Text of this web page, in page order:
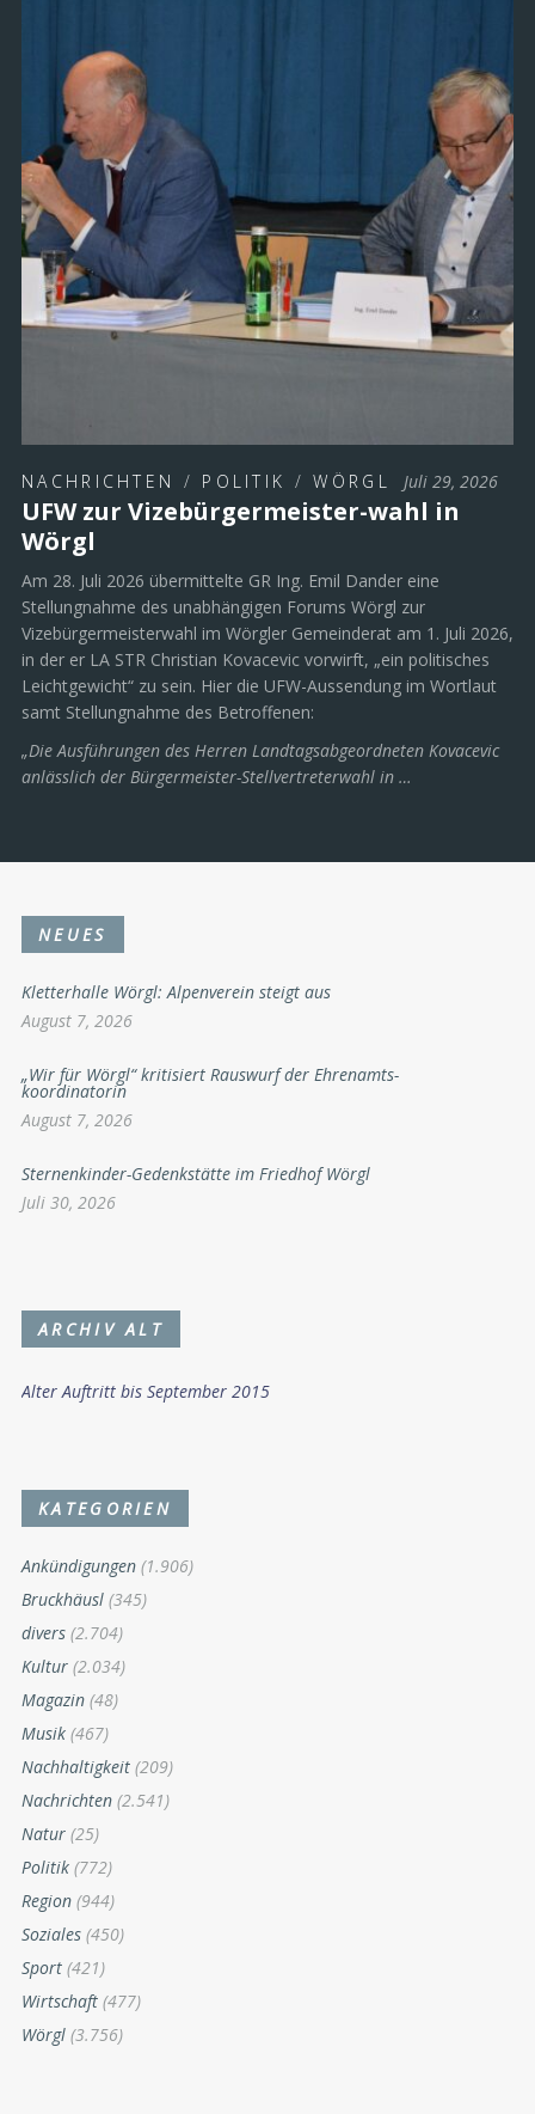
NACHRICHTEN/POLITIK /WÖRGL Juli 29, 2026
UFW zur Vizebürgermeister-wahl in
Wörgl
Am 28. Juli 2026 übermittelte GR Ing. Emil Dander eine
Vizebürgermeisterwahl im Wörgler Gemeinderat am 1. Juli 2026,
in der er LA STR Christian Kovacevic vorwirft, „ein politisches
Kletterhalle Wörgl: Alpenverein steigt aus
„Wir für Wörgl“ kritisiert Rauswurf der Ehrenamts-
koordinatorin
Juli 30, 2026
Alter Auftritt bis September 2015
KATEGORIEN
Ankündigungen
Bruckhäusl(345)
divers(2.704)
Kultur(2.034)
Magazin(48)
Musik(467)
Nachhaltigkeit
Nachrichten(2.541)
Natur (25)
Politik(772)
Region (944)